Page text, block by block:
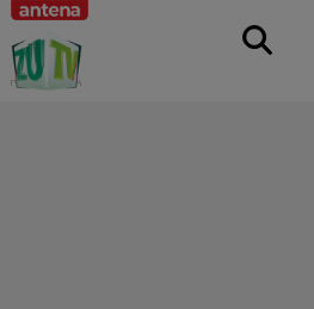
RECLAMĂ